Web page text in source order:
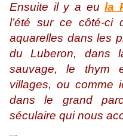
Ensuite il y a eula
l’été sur ce côté-ci
aquarelles dans les
du Luberon, dans
sauvage, le thym
villages, ou comme
dans le grand
séculaire qui nous